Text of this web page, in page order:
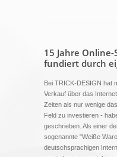
15 Jahre
fundiert durch
Bei TRICK-DESIGN hat
Verkauf über das
Zeiten als nur wenige
Feld zu investieren -
geschrieben. Als einer
sogenannte "Weiße
deutschsprachigen